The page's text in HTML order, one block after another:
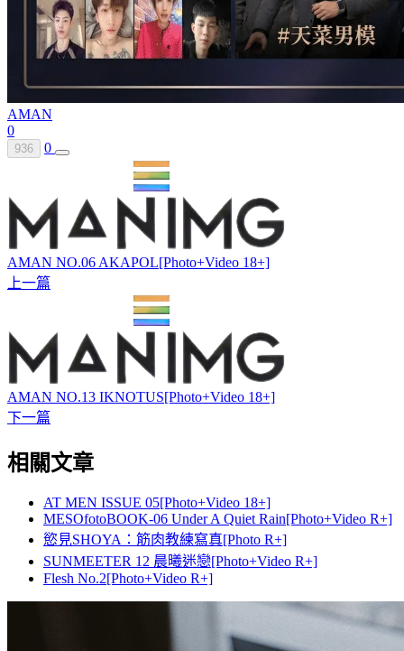
AMAN
0
936 0
AMAN NO.06 AKAPOL[Photo+Video 18+]
上一篇
AMAN NO.13 IKNOTUS[Photo+Video 18+]
下一篇
相關文章
AT MEN ISSUE 05[Photo+Video 18+]
MESOfotoBOOK-06 Under A Quiet Rain[Photo+Video R+]
慾見SHOYA：筋肉教練寫真[Photo R+]
SUNMEETER 12 晨曦迷戀[Photo+Video R+]
Flesh No.2[Photo+Video R+]